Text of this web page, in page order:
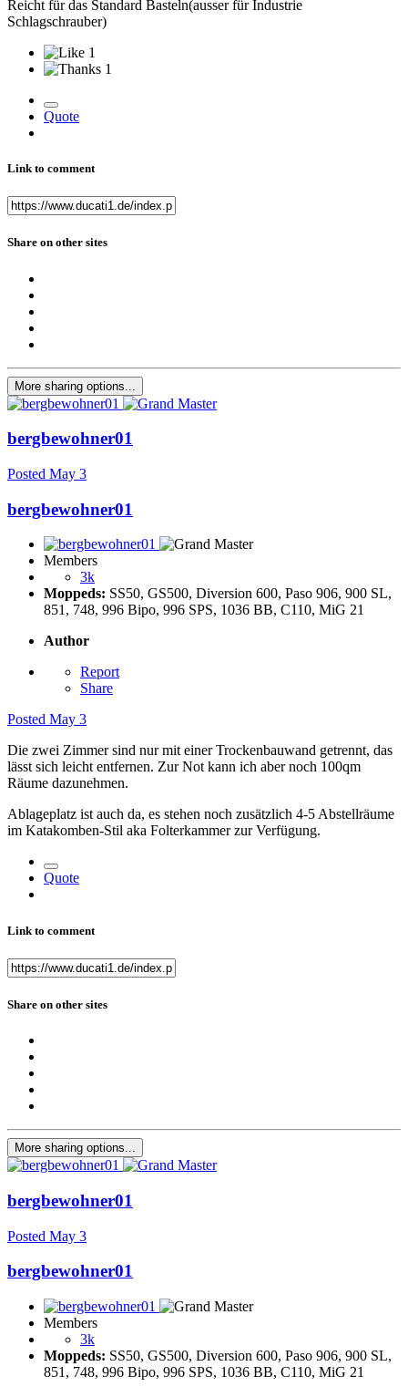
Reicht für das Standard Basteln(ausser für Industrie
Schlagschrauber)
1
1
Quote
Link to comment
Share on other sites
More sharing options...
bergbewohner01
Posted May 3
bergbewohner01
Members
3k
Moppeds: SS50, GS500, Diversion 600, Paso 906, 900 SL,
851, 748, 996 Bipo, 996 SPS, 1036 BB, C110, MiG 21
Author
Report
Share
Posted May 3
Die zwei Zimmer sind nur mit einer Trockenbauwand getrennt, das
lässt sich leicht entfernen. Zur Not kann ich aber noch 100qm
Räume dazunehmen.
Ablageplatz ist auch da, es stehen noch zusätzlich 4-5 Abstellräume
im Katakomben-Stil aka Folterkammer zur Verfügung.
Quote
Link to comment
Share on other sites
More sharing options...
bergbewohner01
Posted May 3
bergbewohner01
Members
3k
Moppeds: SS50, GS500, Diversion 600, Paso 906, 900 SL,
851, 748, 996 Bipo, 996 SPS, 1036 BB, C110, MiG 21